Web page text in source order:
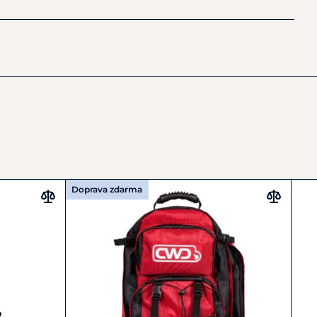
Doprava zdarma